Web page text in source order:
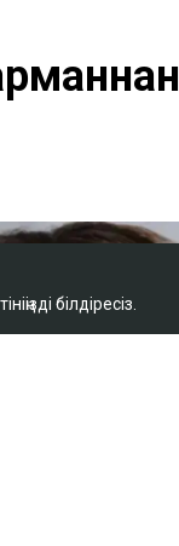
білдіресіз.